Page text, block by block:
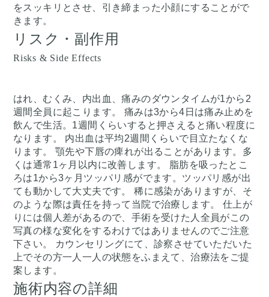
をスッキリとさせ、引き締まった小顔にすることがで
きます。
リスク・副作用
Risks & Side Effects
はれ、むくみ、内出血、痛みのダウンタイムが1から2
週間全員に起こります。 痛みは3から4日は痛み止めを
飲んで生活。1週間くらいすると押さえると痛い程度に
なります。 内出血は平均2週間くらいで目立たなくな
ります。 顎先や下唇の痺れが出ることがあります。多
くは通常1ヶ月以内に改善します。 脂肪を吸ったとこ
ろは1から3ヶ月ツッパリ感がでます。ツッパリ感が出
ても動かして大丈夫です。 稀に感染がありますが、そ
のような際は責任を持って当院で治療します。 仕上が
りには個人差があるので、手術を受けた人全員がこの
写真の様な変化をするわけではありませんのでご注意
下さい。 カウンセリングにて、診察させていただいた
上でその方一人一人の状態をふまえて、治療法をご提
案します。
施術内容の詳細